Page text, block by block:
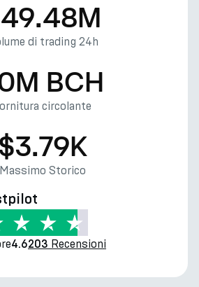
di trading 24h
BCH
circolante
$3.79K
Massimo Storico
4.6203 Recensioni